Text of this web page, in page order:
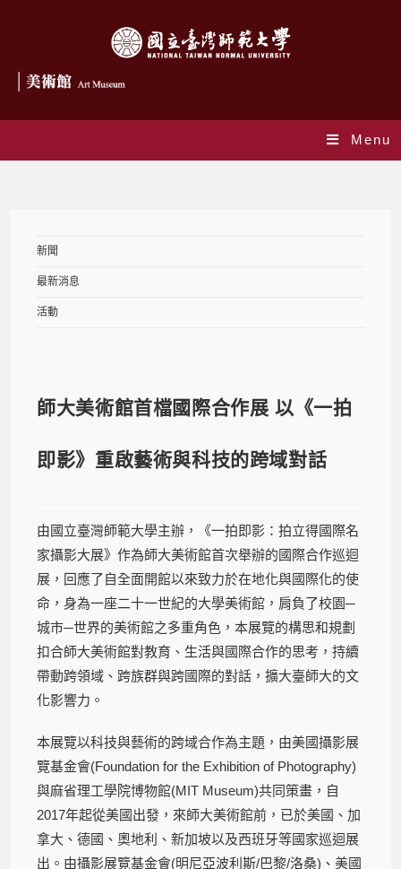
Menu
新聞
最新消息
活動
師大美術館首檔國際合作展 以《一拍
即影》重啟藝術與科技的跨域對話
由國立臺灣師範大學主辦，《一拍即影：拍立得國際名
家攝影大展》作為師大美術館首次舉辦的國際合作巡迴
展，回應了自全面開館以來致力於在地化與國際化的使
命，身為一座二十一世紀的大學美術館，肩負了校園─
城市─世界的美術館之多重角色，本展覽的構思和規劃
扣合師大美術館對教育、生活與國際合作的思考，持續
帶動跨領域、跨族群與跨國際的對話，擴大臺師大的文
化影響力。
本展覽以科技與藝術的跨域合作為主題，由美國攝影展
覽基金會(Foundation for the Exhibition of Photography)
與麻省理工學院博物館(MIT Museum)共同策畫，自
2017年起從美國出發，來師大美術館前，已於美國、加
拿大、德國、奧地利、新加坡以及西班牙等國家巡迴展
出。由攝影展覽基金會(明尼亞波利斯/巴黎/洛桑)、美國